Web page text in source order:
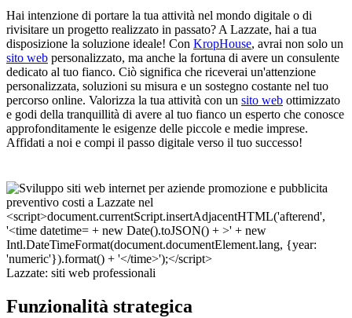
Hai intenzione di portare la tua attività nel mondo digitale o di
rivisitare un progetto realizzato in passato? A Lazzate, hai a tua
disposizione la soluzione ideale! Con KropHouse, avrai non solo un
sito web personalizzato, ma anche la fortuna di avere un consulente
dedicato al tuo fianco. Ciò significa che riceverai un'attenzione
personalizzata, soluzioni su misura e un sostegno costante nel tuo
percorso online. Valorizza la tua attività con un sito web ottimizzato
e godi della tranquillità di avere al tuo fianco un esperto che conosce
approfonditamente le esigenze delle piccole e medie imprese.
Affidati a noi e compi il passo digitale verso il tuo successo!
Lazzate: siti web professionali
Funzionalità strategica